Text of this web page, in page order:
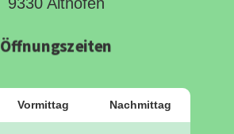
9330 Althofen
Öffnungszeiten
Vormittag Nachmittag